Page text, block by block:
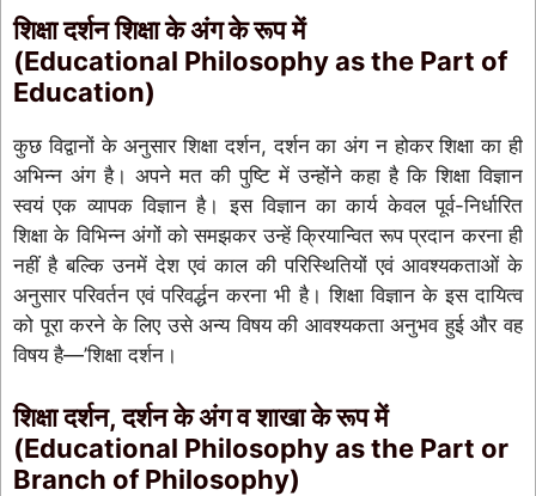
शिक्षा दर्शन शिक्षा के अंग के रूप में
(Educational Philosophy as the Part of
Education)
कुछ विद्वानों के अनुसार शिक्षा दर्शन, दर्शन का अंग न होकर शिक्षा का ही
अभिन्न अंग है। अपने मत की पुष्टि में उन्होंने कहा है कि शिक्षा विज्ञान
स्वयं एक व्यापक विज्ञान है। इस विज्ञान का कार्य केवल पूर्व-निर्धारित
शिक्षा के विभिन्न अंगों को समझकर उन्हें क्रियान्वित रूप प्रदान करना ही
नहीं है बल्कि उनमें देश एवं काल की परिस्थितियों एवं आवश्यकताओं के
अनुसार परिवर्तन एवं परिवर्द्धन करना भी है। शिक्षा विज्ञान के इस दायित्व
को पूरा करने के लिए उसे अन्य विषय की आवश्यकता अनुभव हुई और वह
विषय है—’शिक्षा दर्शन।
शिक्षा दर्शन, दर्शन के अंग व शाखा के रूप में
(Educational Philosophy as the Part or
Branch of Philosophy)